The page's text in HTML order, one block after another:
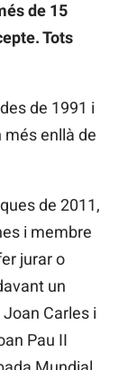
de 15
Tots
de 1991 i
enllà de
de 2011,
i membre
jurar o
un
Carles i
Pau II